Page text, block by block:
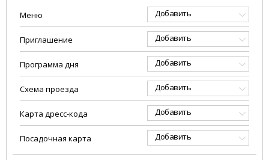
Меню Добавить
Приглашение Добавить
Программа дня Добавить
Схема проезда Добавить
Карта дресс-кода Добавить
Посадочная карта Добавить